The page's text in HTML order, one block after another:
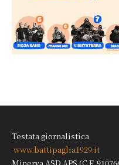
Testata giornalistica
www.battipaglia1929.it